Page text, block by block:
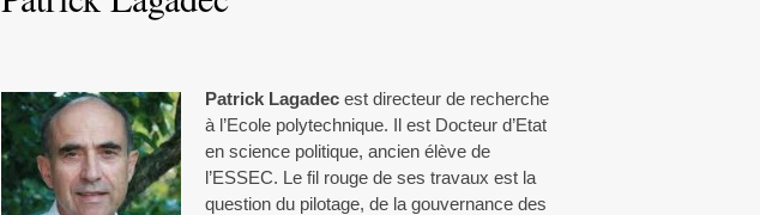
Patrick Lagadecest directeur de recherche
à l’Ecole polytechnique. Il est Docteur d’Etat
en science politique, ancien élève de
l’ESSEC. Le fil rouge de ses travaux est la
question du pilotage, de la gouvernance des